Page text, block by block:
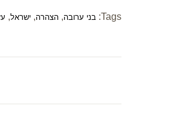
Tags: בני ערובה, הצהרה, ישראל,